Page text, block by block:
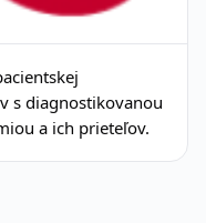
s diagnostikovanou
a ich prieteľov.